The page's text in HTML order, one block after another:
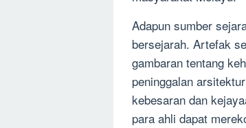
Adapun sumber
bersejarah. Artefak
gambaran tentang
peninggalan
kebesaran dan
para ahli dapat